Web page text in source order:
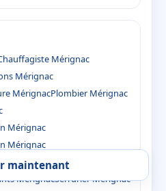
Mérignac
Mérignac
MérignacPlombier Mérignac
Mérignac
Mérignac
MérignacSerrurier Mérignac
maintenant